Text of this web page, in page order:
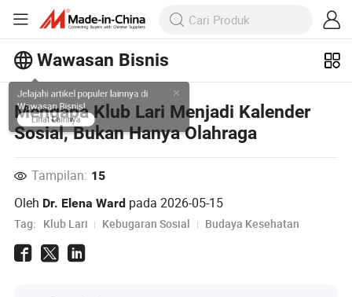
Wawasan Bisnis
Jelajahi artikel populer lainnya di
Wawasan Bisnis!
Lihat Lainnya
Mengapa Klub Lari Menjadi Kalender
Sosial, Bukan Hanya Olahraga
Tampilan: 15
Oleh Dr. Elena Ward pada2026-05-15
Tag: Klub Lari Kebugaran Sosial Budaya Kesehatan